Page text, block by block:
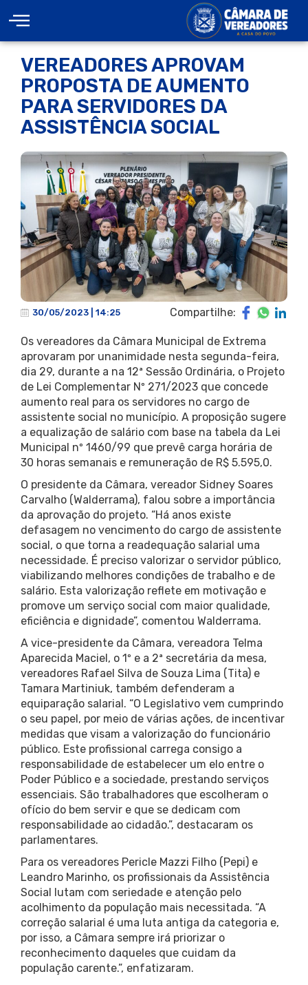
VEREADORES APROVAM
PROPOSTA DE AUMENTO
PARA SERVIDORES DA
ASSISTÊNCIA SOCIAL
30/05/2023 | 14:25 Compartilhe:
Os vereadores da Câmara Municipal de Extrema
aprovaram por unanimidade nesta segunda-feira,
dia 29, durante a na 12ª Sessão Ordinária, o Projeto
de Lei Complementar Nº 271/2023 que concede
aumento real para os servidores no cargo de
assistente social no município. A proposição sugere
a equalização de salário com base na tabela da Lei
Municipal nº 1460/99 que prevê carga horária de
30 horas semanais e remuneração de R$ 5.595,0.
O presidente da Câmara, vereador Sidney Soares
Carvalho (Walderrama), falou sobre a importância
da aprovação do projeto. “Há anos existe
defasagem no vencimento do cargo de assistente
social, o que torna a readequação salarial uma
necessidade. É preciso valorizar o servidor público,
viabilizando melhores condições de trabalho e de
salário. Esta valorização reflete em motivação e
promove um serviço social com maior qualidade,
eficiência e dignidade”, comentou Walderrama.
A vice-presidente da Câmara, vereadora Telma
Aparecida Maciel, o 1º e a 2ª secretária da mesa,
vereadores Rafael Silva de Souza Lima (Tita) e
Tamara Martiniuk, também defenderam a
equiparação salarial. “O Legislativo vem cumprindo
o seu papel, por meio de várias ações, de incentivar
medidas que visam a valorização do funcionário
público. Este profissional carrega consigo a
responsabilidade de estabelecer um elo entre o
Poder Público e a sociedade, prestando serviços
essenciais. São trabalhadores que escolheram o
ofício do bem servir e que se dedicam com
responsabilidade ao cidadão.”, destacaram os
parlamentares.
Para os vereadores Pericle Mazzi Filho (Pepi) e
Leandro Marinho, os profissionais da Assistência
Social lutam com seriedade e atenção pelo
acolhimento da população mais necessitada. “A
correção salarial é uma luta antiga da categoria e,
por isso, a Câmara sempre irá priorizar o
reconhecimento daqueles que cuidam da
população carente.”, enfatizaram.